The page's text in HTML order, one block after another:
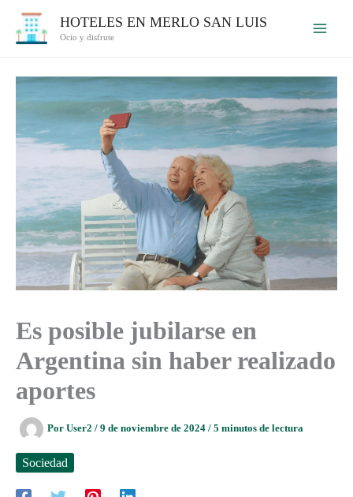
HOTELES EN MERLO SAN LUIS
Ocio y disfrute
Es posible jubilarse en
Argentina sin haber realizado
aportes
Por User2 / 9 de noviembre de 2024 / 5 minutos de lectura
Sociedad